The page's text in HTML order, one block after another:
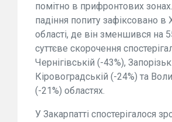
помітно в прифронтових
падіння попиту зафіксовано в
області, де він зменшився на
суттєве скорочення
Чернігівській (-43%),
Кіровоградській (-24%) та
(-21%) областях.
У Закарпатті спостерігалося